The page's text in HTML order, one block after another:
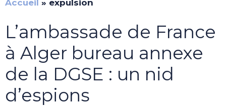
Accueil » expulsion
L’ambassade de France
à Alger bureau annexe
de la DGSE : un nid
d’espions